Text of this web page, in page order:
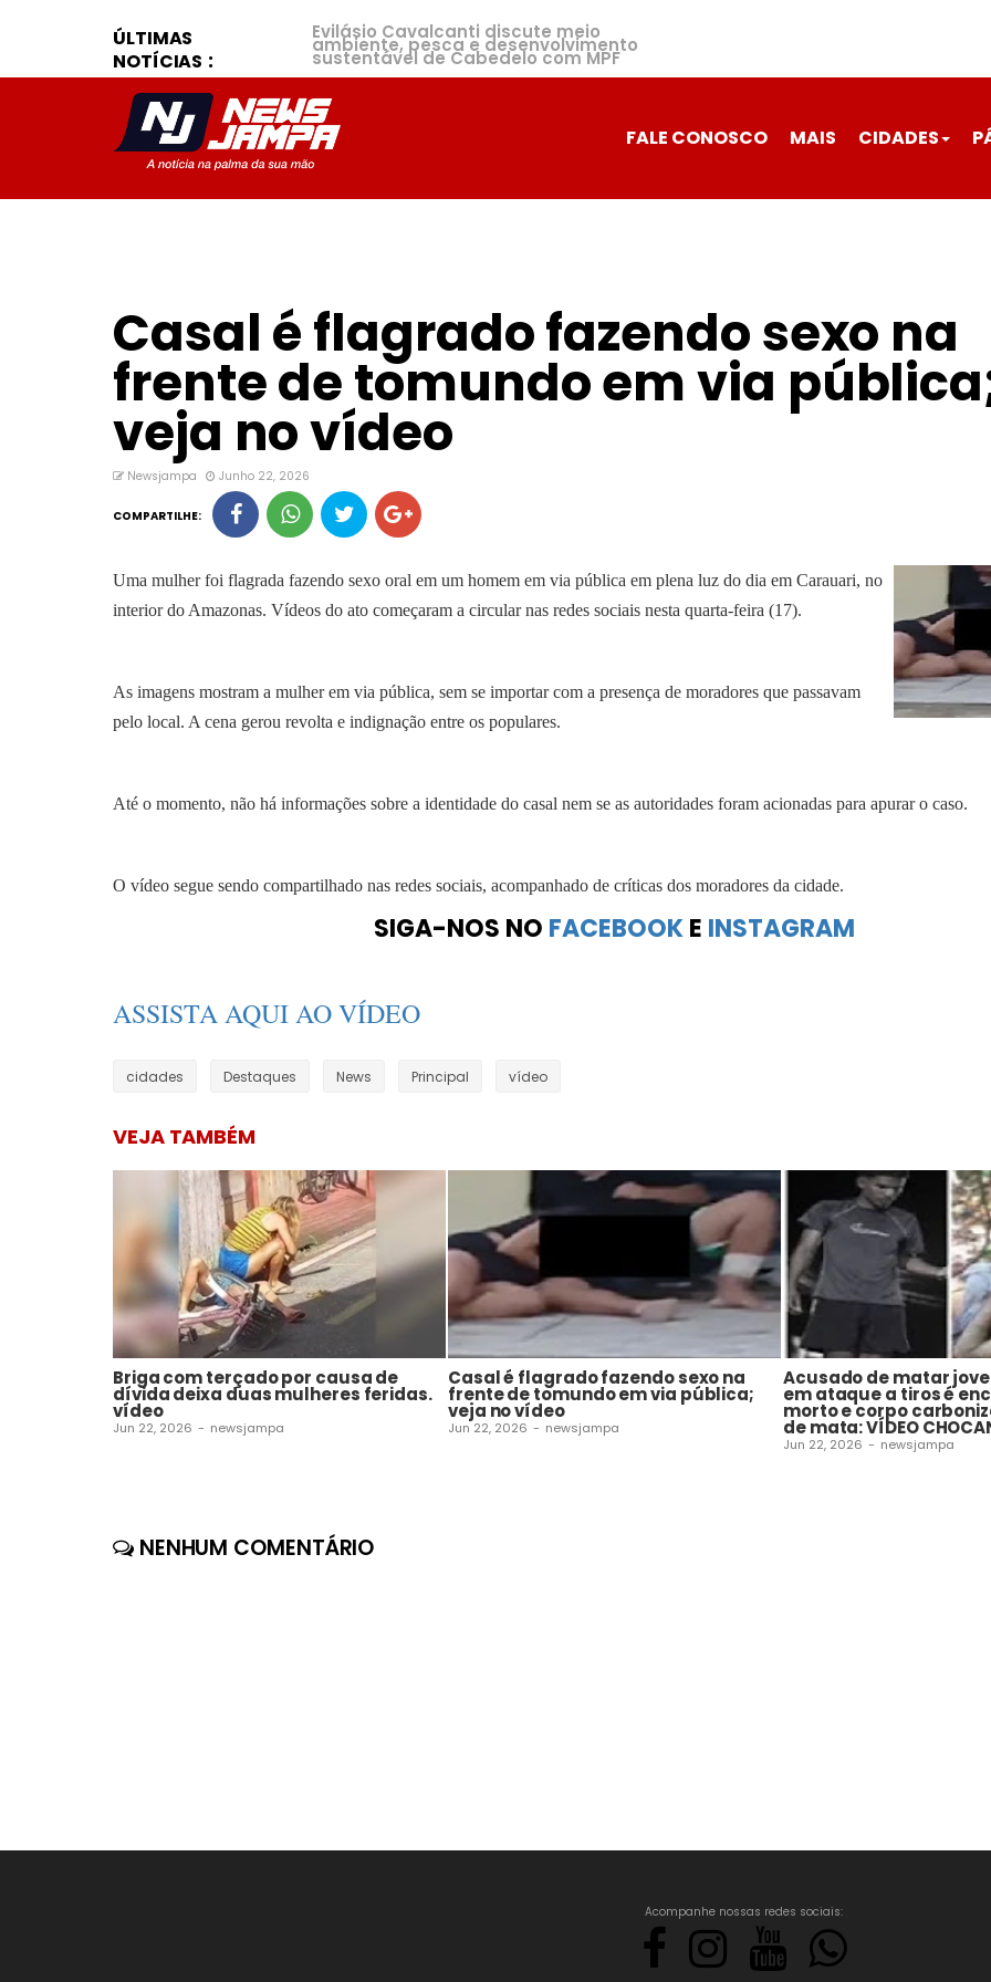
ÚLTIMAS
NOTÍCIAS
Evilásio Cavalcanti discute meio
ambiente, pesca e desenvolvimento
sustentável de Cabedelo com MPF
FALE CONOSCO MAIS CIDADES
Casal é flagrado fazendo sexo na
frente de tomundo em via
veja no vídeo
Newsjampa Junho 22, 2026
COMPARTILHE:
Uma mulher foi flagrada fazendo sexo oral em um homem em via pública em plena luz do dia em Carauari, no
interior do Amazonas. Vídeos do ato começaram a circular nas redes sociais nesta quarta-feira (17).
As imagens mostram a mulher em via pública, sem se importar com a presença de moradores que passavam
pelo local. A cena gerou revolta e indignação entre os populares.
Até o momento, não há informações sobre a identidade do casal nem se as autoridades foram acionadas para apurar o caso.
O vídeo segue sendo compartilhado nas redes sociais, acompanhado de críticas dos moradores da cidade.
SIGA-NOS NO FACEBOOKE INSTAGRAM
ASSISTA AQUI AO VÍDEO
cidades Destaques News Principal vídeo
VEJA TAMBÉM
Briga com terçado por causa de
dívida deixa duas mulheres feridas.
vídeo
Jun 22, 2026 - newsjampa
Casal é flagrado fazendo sexo na
frente de tomundo em via pública;
veja no vídeo
Jun 22, 2026 - newsjampa
Acusado de matar
em ataque a tiros é
morto e corpo
de mata: VÍDEO
Jun 22, 2026 - newsjampa
NENHUM COMENTÁRIO
Acompanhe nossas redes sociais: